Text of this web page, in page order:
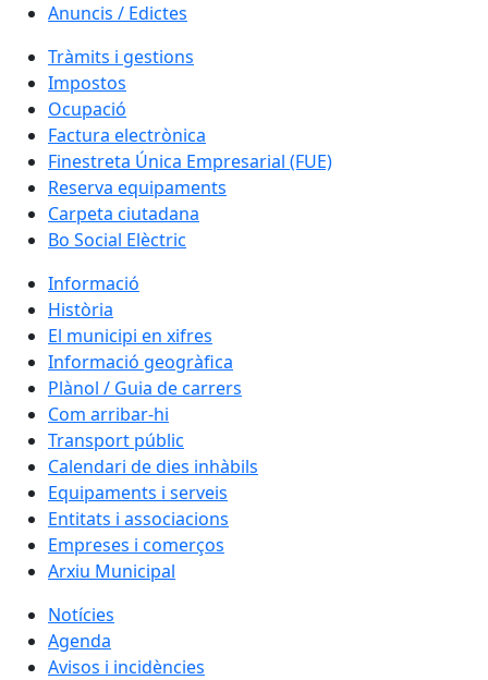
Anuncis / Edictes
Tràmits i gestions
Impostos
Ocupació
Factura electrònica
Finestreta Única Empresarial (FUE)
Reserva equipaments
Carpeta ciutadana
Bo Social Elèctric
Informació
Història
El municipi en xifres
Informació geogràfica
Plànol / Guia de carrers
Com arribar-hi
Transport públic
Calendari de dies inhàbils
Equipaments i serveis
Entitats i associacions
Empreses i comerços
Arxiu Municipal
Notícies
Agenda
Avisos i incidències